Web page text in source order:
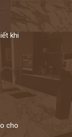
khi
cho